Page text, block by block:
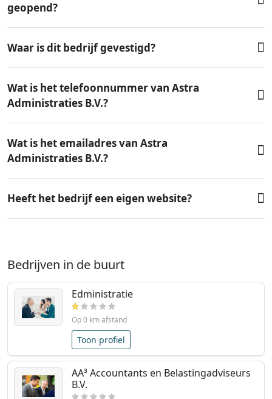
geopend?
Waar is dit bedrijf gevestigd?
Wat is het telefoonnummer van Astra
Administraties B.V.?
Wat is het emailadres van Astra
Administraties B.V.?
Heeft het bedrijf een eigen website?
Bedrijven in de buurt
Edministratie
Op 0 km afstand
Toon profiel
AA³ Accountants en Belastingadviseurs
B.V.